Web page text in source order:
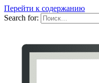
Перейти к содержанию
Search for: